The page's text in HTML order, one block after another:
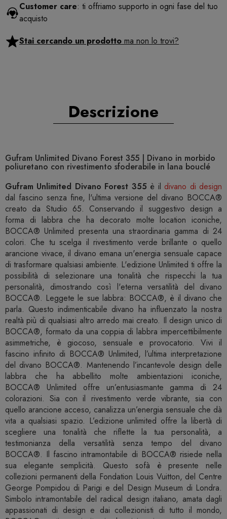
Customer care: ti offriamo supporto in ogni fase del tuo
acquisto
Stai cercando un prodotto ma non lo trovi?
Descrizione
Gufram Unlimited Divano Forest 355 | Divano in morbido
poliuretano con rivestimento sfoderabile in lana bouclé
Gufram Unlimited Divano Forest 355 è il divano di design
dal fascino senza fine, l'ultima versione del divano BOCCA®
creato da Studio 65. Conservando il suggestivo design a
forma di labbra che ha decorato molte location iconiche,
BOCCA® Unlimited presenta una straordinaria gamma di 24
colori. Che tu scelga il rivestimento verde brillante o quello
arancione vivace, il divano emana un'energia sensuale capace
di trasformare qualsiasi ambiente. L'edizione Unlimited ti offre la
possibilità di selezionare una tonalità che rispecchi la tua
personalità, dimostrando così l'eterna versatilità del divano
BOCCA®. Leggete le sue labbra: BOCCA®, è il divano che
parla. Questo indimenticabile divano ha influenzato la nostra
realtà più di qualsiasi altro arredo mai creato. Il design unico di
BOCCA®, formato da una coppia di labbra impercettibilmente
asimmetriche, è giocoso, sensuale e provocatorio. Vivi il
fascino infinito di BOCCA® Unlimited, l’ultima interpretazione
del divano BOCCA®. Mantenendo l’incantevole design delle
labbra che ha abbellito molte ambientazioni iconiche,
BOCCA® Unlimited offre un’entusiasmante gamma di 24
colorazioni. Sia con il rivestimento verde vibrante, sia con
quello arancione acceso, canalizza un’energia sensuale che dà
vita a qualsiasi spazio. L’edizione unlimited offre la libertà di
scegliere una tonalità che riflette la tua personalità, a
testimonianza della versatilità senza tempo del divano
BOCCA®. Il fascino intramontabile di BOCCA® risiede nella
sua elegante semplicità. Questo sofà è presente nelle
collezioni permanenti della Fondation Louis Vuitton, del Centre
George Pompidou di Parigi e del Design Museum di Londra.
Simbolo intramontabile del radical design italiano, amata dagli
appassionati di design e dai collezionisti di tutto il mondo,